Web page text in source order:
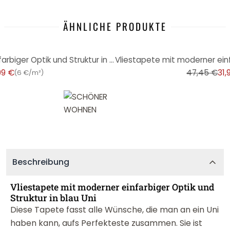
ÄHNLICHE PRODUKTE
Vliestapete mit moderner einfarbiger Optik und Struktur in braun Uni
€(6 €/m²) 47,45 €
Beschreibung
Vliestapete mit moderner einfarbiger Optik und
Struktur in blau Uni
Diese Tapete fasst alle Wünsche, die man an ein Uni
haben kann, aufs Perfekteste zusammen. Sie ist